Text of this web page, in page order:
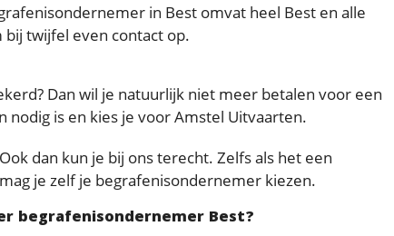
in Best omvat heel Best en alle
twijfel even contact op.
Dan wil je natuurlijk niet meer betalen voor een
nodig is en kies je voor Amstel Uitvaarten.
dan kun je bij ons terecht. Zelfs als het een
je zelf je begrafenisondernemer kiezen.
begrafenisondernemer Best?